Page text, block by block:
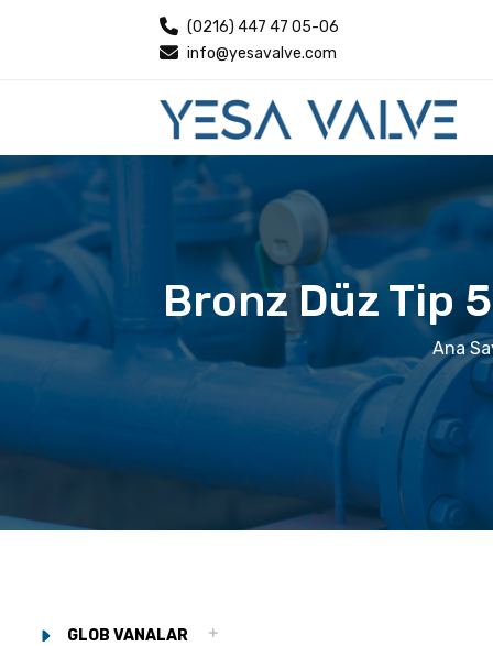
(0216) 447 47 05-06
info@yesavalve.com
Bronz Düz Tip
Ana
GLOB VANALAR